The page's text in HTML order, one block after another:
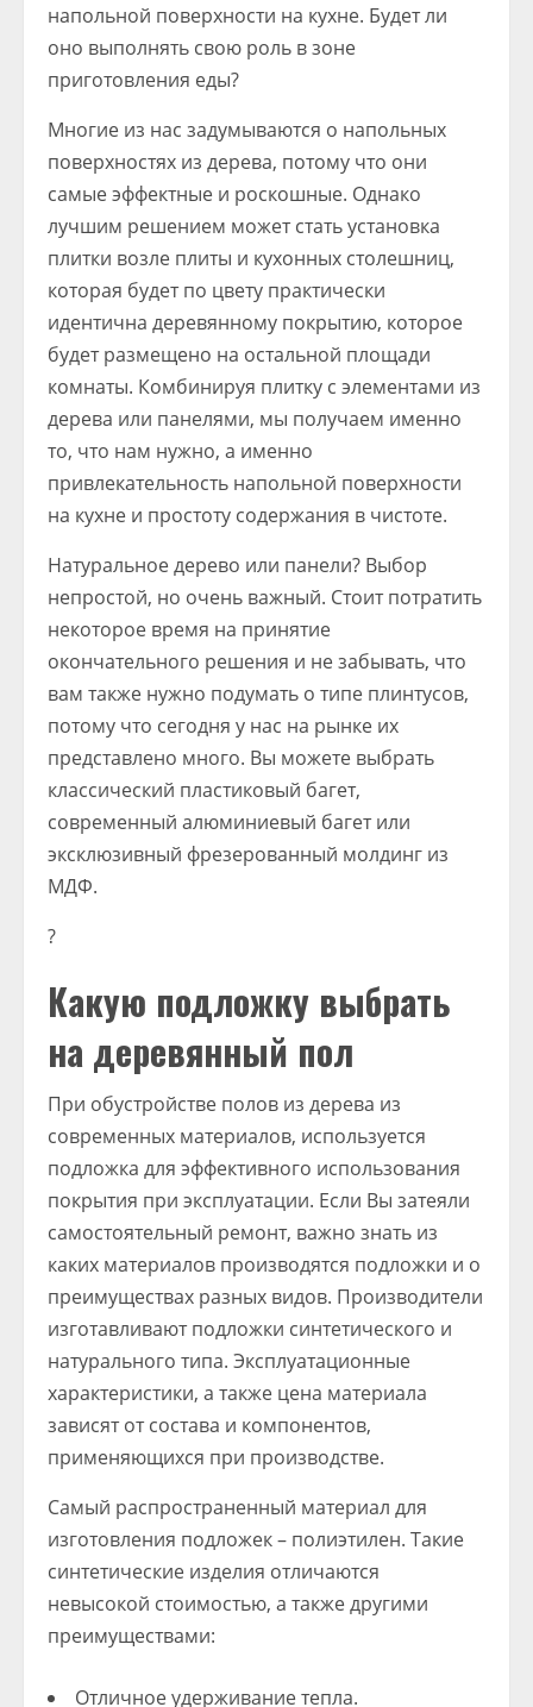
напольной поверхности на кухне. Будет ли
оно выполнять свою роль в зоне
приготовления еды?
Многие из нас задумываются о напольных
поверхностях из дерева, потому что они
самые эффектные и роскошные. Однако
лучшим решением может стать установка
плитки возле плиты и кухонных столешниц,
которая будет по цвету практически
идентична деревянному покрытию, которое
будет размещено на остальной площади
комнаты. Комбинируя плитку с элементами из
дерева или панелями, мы получаем именно
то, что нам нужно, а именно
привлекательность напольной поверхности
на кухне и простоту содержания в чистоте.
Натуральное дерево или панели? Выбор
непростой, но очень важный. Стоит потратить
некоторое время на принятие
окончательного решения и не забывать, что
вам также нужно подумать о типе плинтусов,
потому что сегодня у нас на рынке их
представлено много. Вы можете выбрать
классический пластиковый багет,
современный алюминиевый багет или
эксклюзивный фрезерованный молдинг из
МДФ.
?
Какую подложку выбрать
на деревянный пол
При обустройстве полов из дерева из
современных материалов, используется
подложка для эффективного использования
покрытия при эксплуатации. Если Вы затеяли
самостоятельный ремонт, важно знать из
каких материалов производятся подложки и о
преимуществах разных видов. Производители
изготавливают подложки синтетического и
натурального типа. Эксплуатационные
характеристики, а также цена материала
зависят от состава и компонентов,
применяющихся при производстве.
Самый распространенный материал для
изготовления подложек – полиэтилен. Такие
синтетические изделия отличаются
невысокой стоимостью, а также другими
преимуществами:
Отличное удерживание тепла.